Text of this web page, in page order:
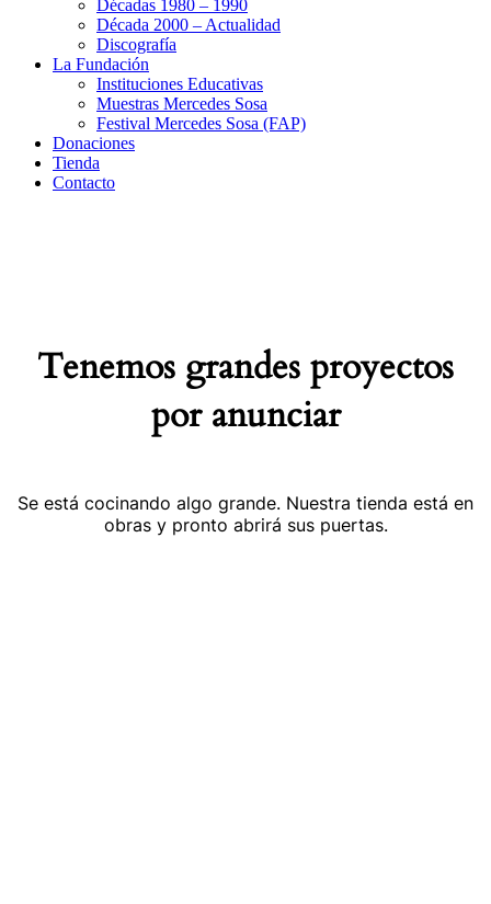
Décadas 1980 – 1990
Década 2000 – Actualidad
Discografía
La Fundación
Instituciones Educativas
Muestras Mercedes Sosa
Festival Mercedes Sosa (FAP)
Donaciones
Tienda
Contacto
Tenemos grandes proyectos
por anunciar
Se está cocinando algo grande. Nuestra tienda está en
obras y pronto abrirá sus puertas.